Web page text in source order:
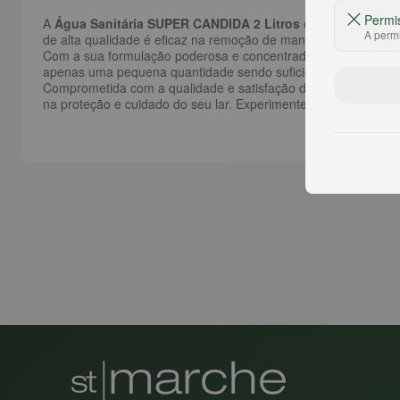
A Água Sanitária SUPER CANDIDA 2 Litros é um item
de alta qualidade é eficaz na remoção de manchas difíceis,
Com a sua formulação poderosa e concentrada, é perfeita
apenas uma pequena quantidade sendo suficiente para obter
Comprometida com a qualidade e satisfação dos
na proteção e cuidado do seu lar. Experimente e sinta a
A